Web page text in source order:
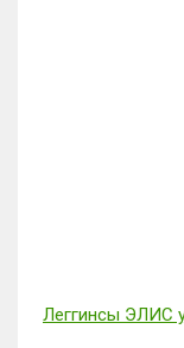
Леггинсы ЭЛИС